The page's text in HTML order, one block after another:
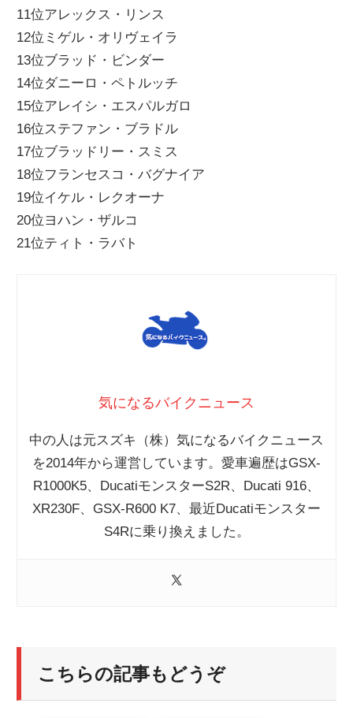
11位アレックス・リンス
12位ミゲル・オリヴェイラ
13位ブラッド・ビンダー
14位ダニーロ・ペトルッチ
15位アレイシ・エスパルガロ
16位ステファン・ブラドル
17位ブラッドリー・スミス
18位フランセスコ・バグナイア
19位イケル・レクオーナ
20位ヨハン・ザルコ
21位ティト・ラバト
気になるバイクニュース
中の人は元スズキ（株）気になるバイクニュース
を2014年から運営しています。愛車遍歴はGSX-
R1000K5、DucatiモンスターS2R、Ducati 916、
XR230F、GSX-R600 K7、最近Ducatiモンスター
S4Rに乗り換えました。
こちらの記事もどうぞ